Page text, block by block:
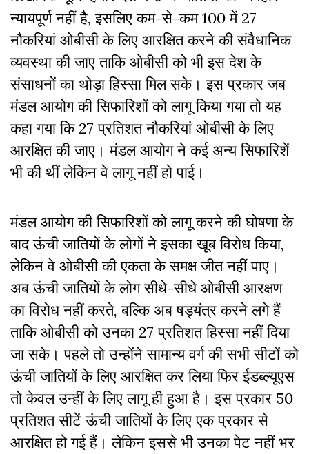
न्यायपूर्ण नहीं है, इसलिए कम-से-कम 100 में 27
नौकरियां ओबीसी के लिए आरक्षित करने की संवैधानिक
व्यवस्था की जाए ताकि ओबीसी को भी इस देश के
संसाधनों का थोड़ा हिस्सा मिल सके। इस प्रकार जब
मंडल आयोग की सिफारिशों को लागू किया गया तो यह
कहा गया कि 27 प्रतिशत नौकरियां ओबीसी के लिए
आरक्षित की जाए। मंडल आयोग ने कई अन्य सिफारिशें
भी की थीं लेकिन वे लागू नहीं हो पाई।
मंडल आयोग की सिफारिशों को लागू करने की घोषणा के
बाद ऊंची जातियों के लोगों ने इसका खूब विरोध किया,
लेकिन वे ओबीसी की एकता के समक्ष जीत नहीं पाए।
अब ऊंची जातियों के लोग सीधे-सीधे ओबीसी आरक्षण
का विरोध नहीं करते, बल्कि अब षड्यंत्र करने लगे हैं
ताकि ओबीसी को उनका 27 प्रतिशत हिस्सा नहीं दिया
जा सके। पहले तो उन्होंने सामान्य वर्ग की सभी सीटों को
ऊंची जातियों के लिए आरक्षित कर लिया फिर ईडब्ल्यूएस
तो केवल उन्हीं के लिए लागू ही हुआ है। इस प्रकार 50
प्रतिशत सीटें ऊंची जातियों के लिए एक प्रकार से
आरक्षित हो गई हैं। लेकिन इससे भी उनका पेट नहीं भर